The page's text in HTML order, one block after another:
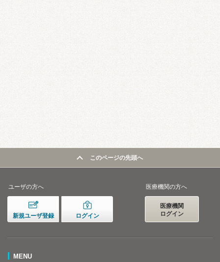
このページの先頭へ
ユーザの方へ
新規ユーザ登録 ログイン
医療機関の方へ
医療機関
ログイン
MENU